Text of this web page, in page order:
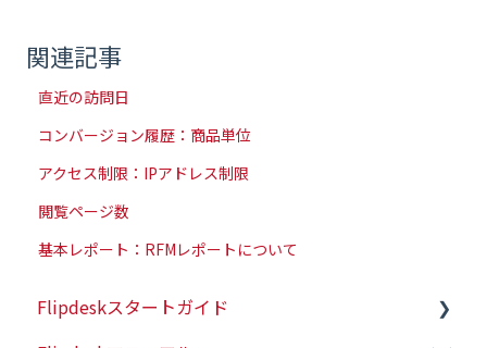
関連記事
直近の訪問日
コンバージョン履歴：商品単位
アクセス制限：IPアドレス制限
閲覧ページ数
基本レポート：RFMレポートについて
Flipdeskスタートガイド